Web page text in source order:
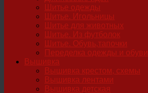
Шитье одежды
Шитье. Игольницы
Шитье для животных
Шитье. Из футболок
Шитье. Обувь,тапочки
Переделка одежды и обуви
Вышивка
Вышивка крестом, схемы
Вышивка лентами
Вышивка детская